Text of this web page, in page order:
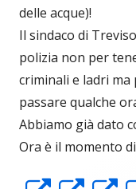
delle acque)!
Il sindaco di
polizia non per
criminali e ladri
passare qualche
Abbiamo già dato
Ora è il momento